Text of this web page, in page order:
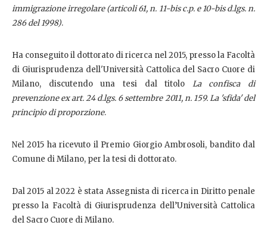
immigrazione irregolare (articoli 61, n. 11-bis c.p. e 10-bis d.lgs. n.
286 del 1998).
Ha conseguito il dottorato di ricerca nel 2015, presso la Facoltà
di Giurisprudenza dell'Università Cattolica del Sacro Cuore di
Milano, discutendo una tesi dal titolo La confisca di
prevenzione ex art. 24 d.lgs. 6 settembre 2011, n. 159. La 'sfida' del
principio di proporzione.
Nel 2015 ha ricevuto il Premio Giorgio Ambrosoli, bandito dal
Comune di Milano, per la tesi di dottorato.
Dal 2015 al 2022 è stata Assegnista di ricerca in Diritto penale
presso la Facoltà di Giurisprudenza dell’Università Cattolica
del Sacro Cuore di Milano.